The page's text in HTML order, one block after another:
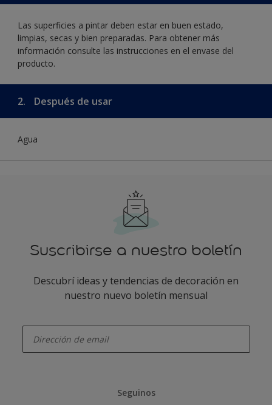
Las superficies a pintar deben estar en buen estado,
limpias, secas y bien preparadas. Para obtener más
información consulte las instrucciones en el envase del
producto.
2. Después de usar
Agua
Suscribirse a nuestro boletín
Descubrí ideas y tendencias de decoración en
nuestro nuevo boletín mensual
Seguinos